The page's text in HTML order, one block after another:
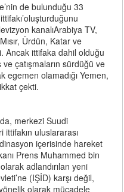
de bulunduğu 33
kanalıArabiya TV,
Ürdün, Katar ve
Ancak ittifaka dahil olduğu
çatışmaların sürdüğü ve
egemen olamadığı Yemen,
çekti.
merkezi Suudi
uluslararası
içerisinde hareket
Prens Muhammed bin
adlandırılan yeni
(IŞİD) karşı değil,
olarak mücadele